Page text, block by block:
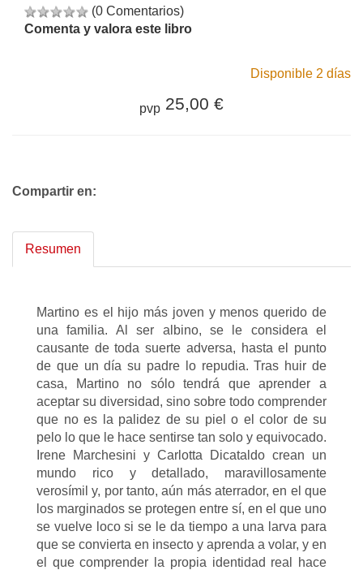
(0 Comentarios)
Comenta y valora este libro
Disponible 2 días
pvp 25,00 €
Compartir en:
Resumen
Martino es el hijo más joven y menos querido de
una familia. Al ser albino, se le considera el
causante de toda suerte adversa, hasta el punto
de que un día su padre lo repudia. Tras huir de
casa, Martino no sólo tendrá que aprender a
aceptar su diversidad, sino sobre todo comprender
que no es la palidez de su piel o el color de su
pelo lo que le hace sentirse tan solo y equivocado.
Irene Marchesini y Carlotta Dicataldo crean un
mundo rico y detallado, maravillosamente
verosímil y, por tanto, aún más aterrador, en el que
los marginados se protegen entre sí, en el que uno
se vuelve loco si se le da tiempo a una larva para
que se convierta en insecto y aprenda a volar, y en
el que comprender la propia identidad real hace